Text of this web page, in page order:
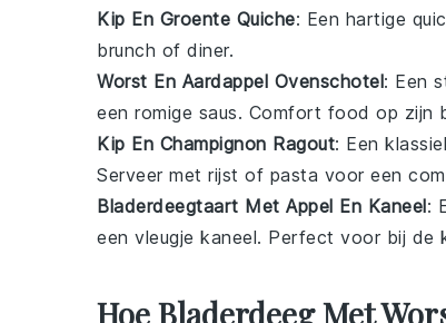
Kip En Groente Quiche: Een hartige
brunch of diner.
Worst En Aardappel Ovenschotel: Een
een romige saus. Comfort food op zijn
Kip En Champignon Ragout: Een
Serveer met rijst of pasta voor een
Bladerdeegtaart Met Appel En Kaneel:
een vleugje kaneel. Perfect voor bij de
Hoe Bladerdeeg Met